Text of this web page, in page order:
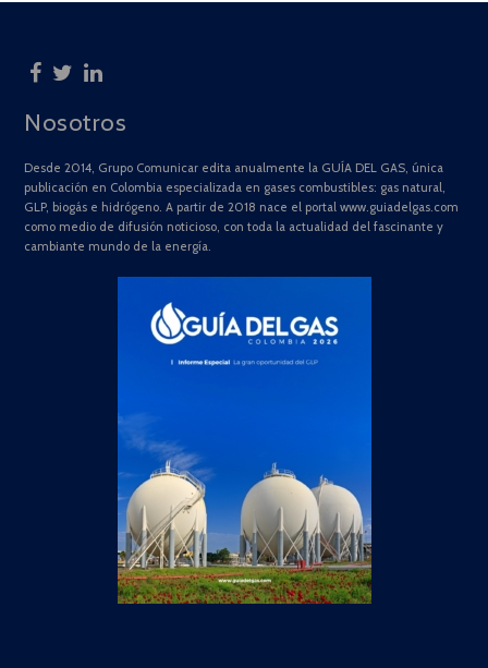
Nosotros
Desde 2014, Grupo Comunicar edita anualmente la GUÍA DEL GAS, única
publicación en Colombia especializada en gases combustibles: gas natural,
GLP, biogás e hidrógeno. A partir de 2018 nace el portal www.guiadelgas.com
como medio de difusión noticioso, con toda la actualidad del fascinante y
cambiante mundo de la energía.